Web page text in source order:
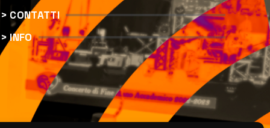
> CONTATTI
> INFO